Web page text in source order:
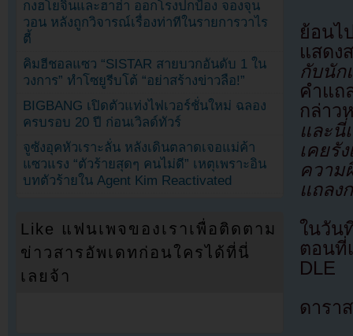
ย้อนไ
แสดง
กับนัก
คำแถ
กล่า
และนี่
เคยรั
ความ
แถลง
ในวัน
ตอนที่
DLE
ดารา
กงฮโยจินและฮาฮ่า ออกโรงปกป้อง จองจุน
วอน หลังถูกวิจารณ์เรื่องท่าทีในรายการวาไร
ตี้
คิมฮีชอลแซว “SISTAR สายบวกอันดับ 1 ใน
วงการ” ทำโซยูรีบโต้ “อย่าสร้างข่าวลือ!”
BIGBANG เปิดตัวแท่งไฟเวอร์ชั่นใหม่ ฉลอง
ครบรอบ 20 ปี ก่อนเวิลด์ทัวร์
จูซังอุคหัวเราะลั่น หลังเดินตลาดเจอแม่ค้า
แซวแรง “ตัวร้ายสุดๆ คนไม่ดี” เหตุเพราะอิน
บทตัวร้ายใน Agent Kim Reactivated
Like แฟนเพจของเราเพื่อติดตาม
ข่าวสารอัพเดทก่อนใครได้ที่นี่
เลยจ้า